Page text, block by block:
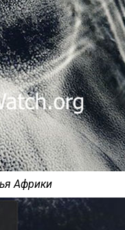
Африки